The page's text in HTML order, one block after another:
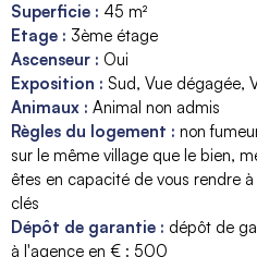
Superficie : 45 m²
Etage : 3ème étage
Ascenseur : Oui
Exposition : Sud Vue dégagée
Animaux : Animal non admis
Règles du logement : non
sur le même village que le bien
êtes en capacité de vous rendre
clés
Dépôt de garantie : dépôt de
à l'agence en € : 500